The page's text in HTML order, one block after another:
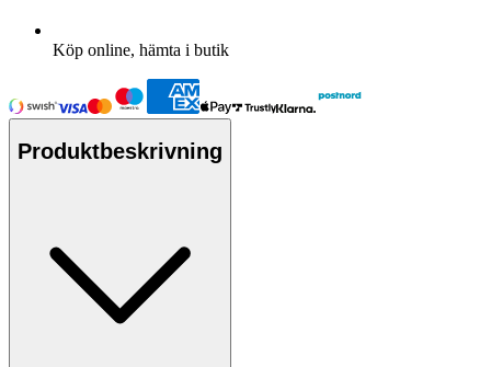
Köp online, hämta i butik
Produktbeskrivning